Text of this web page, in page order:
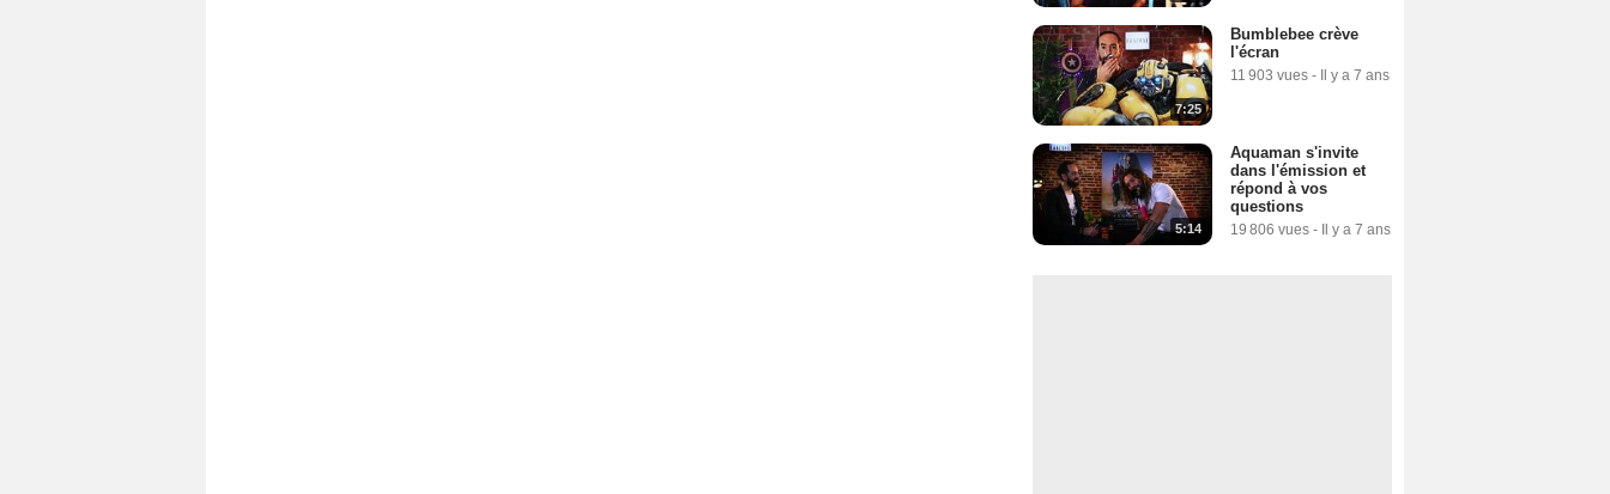
7:25
Bumblebee crève
l'écran
11 903 vues - Il y a 7 ans
5:14
Aquaman s'invite
dans l'émission et
répond à vos
questions
19 806 vues - Il y a 7 ans